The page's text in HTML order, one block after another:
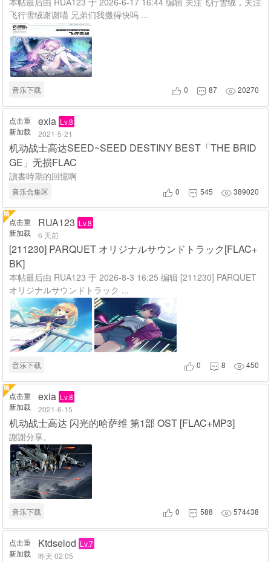
飞行雪绒谢谢喵 兄弟们我搬得快吗 ...
音乐下载  0  87 20270
点击重
新加载
exia Lv.8
2021-5-21
机动战士高达SEED~SEED DESTINY BEST「THE BRID
GE」无损FLAC
讀書時期的回憶啊
音乐合集区  0  545 389020
点击重
新加载
RUA123 Lv.8
6 天前
[211230] PARQUET オリジナルサウンドトラック[FLAC+
BK]
本帖最后由 RUA123 于 2026-8-3 16:25 编辑 [211230] PARQUET
オリジナルサウンドトラック ...
音乐下载  0  8 450
点击重
新加载
exia Lv.8
2021-6-15
机动战士高达 闪光的哈萨维 第1部 OST [FLAC+MP3]
謝謝分享。
音乐下载  0  588 574438
点击重
新加载
Ktdselod Lv.7
昨天 02:05